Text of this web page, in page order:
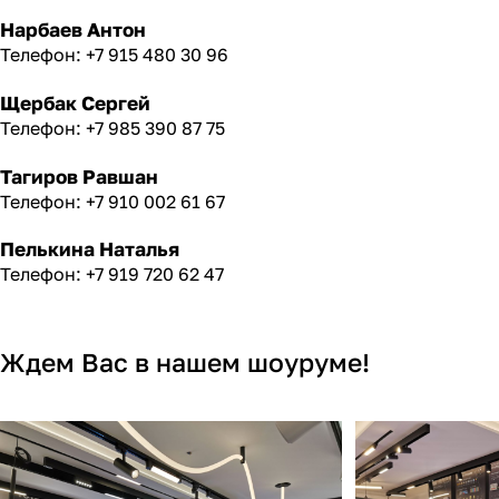
Нарбаев Антон
Телефон: +7 915 480 30 96
Щербак Сергей
Телефон: +7 985 390 87 75
Тагиров Равшан
Телефон: +7 910 002 61 67
Пелькина Наталья
Телефон: +7 919 720 62 47
Ждем Вас в нашем шоуруме!